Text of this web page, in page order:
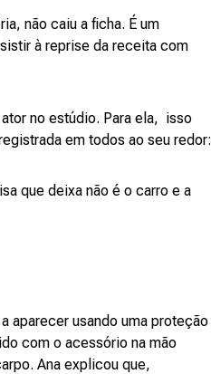
não caiu a ficha. É um
à reprise da receita com
no estúdio. Para ela, isso
em todos ao seu redor:
que deixa não é o carro e a
aparecer usando uma proteção
com o acessório na mão
Ana explicou que,